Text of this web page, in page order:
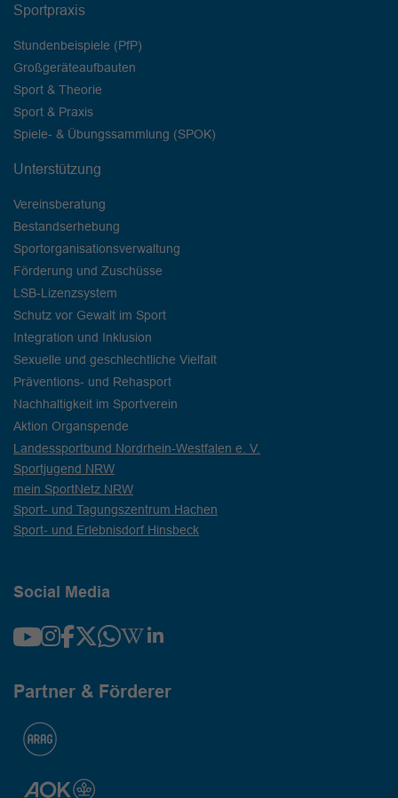
Sportpraxis
Stundenbeispiele (PfP)
Großgeräteaufbauten
Sport & Theorie
Sport & Praxis
Spiele- & Übungssammlung (SPOK)
Unterstützung
Vereinsberatung
Bestandserhebung
Sportorganisationsverwaltung
Förderung und Zuschüsse
LSB-Lizenzsystem
Schutz vor Gewalt im Sport
Integration und Inklusion
Sexuelle und geschlechtliche Vielfalt
Präventions- und Rehasport
Nachhaltigkeit im Sportverein
Aktion Organspende
Landessportbund Nordrhein-Westfalen e. V.
Sportjugend NRW
mein SportNetz NRW
Sport- und Tagungszentrum Hachen
Sport- und Erlebnisdorf Hinsbeck
Social Media
Partner & Förderer